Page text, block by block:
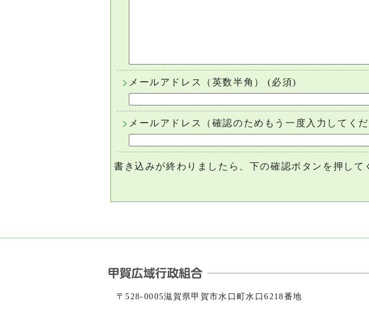
メールアドレス（英数半角） (必須)
メールアドレス（確認のためもう一度入力してくだ
書き込みが終わりましたら、下の確認ボタンを押して
〒528-0005滋賀県甲賀市水口町水口6218番地